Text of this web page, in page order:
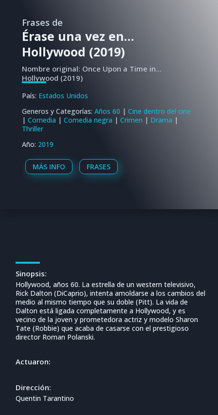
Frases de
Érase una vez en…
Hollywood (2019)
Nombre original: Once Upon a Time in...
Hollywood (2019)
País: Estados Unidos
Generos y Categorías: Años 60 | Cine dentro del cine
| Comedia | Comedia negra | Crimen | Drama |
Thriller
Año: 2019
MÁS INFO FRASES
Sinopsis:
Hollywood, años 60. La estrella de un western televisivo,
Rick Dalton (DiCaprio), intenta amoldarse a los cambios del
medio al mismo tiempo que su doble (Pitt). La vida de
Dalton está ligada completamente a Hollywood, y es
vecino de la joven y prometedora actriz y modelo Sharon
Tate (Robbie) que acaba de casarse con el prestigioso
director Roman Polanski.
Actuaron:
Dirección:
Quentin Tarantino